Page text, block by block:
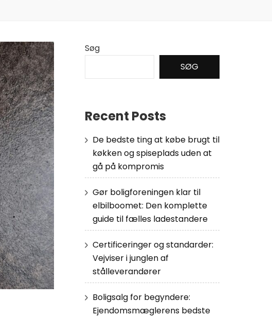
Søg
SØG
Recent Posts
De bedste ting at købe brugt til
køkken og spiseplads uden at
gå på kompromis
Gør boligforeningen klar til
elbilboomet: Den komplette
guide til fælles ladestandere
Certificeringer og standarder:
Vejviser i junglen af
stålleverandører
Boligsalg for begyndere:
Ejendomsmæglerens bedste